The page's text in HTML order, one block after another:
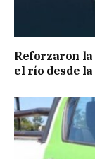
Reforzaron
el río desde